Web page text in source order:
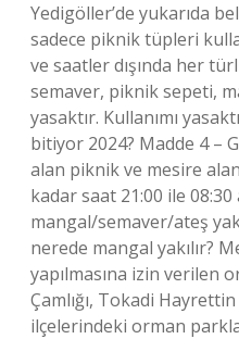
Yedigöller’de yukarıda
sadece piknik tüpleri
ve saatler dışında her
semaver, piknik sepeti,
yasaktır. Kullanımı
bitiyor 2024? Madde 4 –
alan piknik ve mesire
kadar saat 21:00 ile 08:30
mangal/semaver/ateş
nerede mangal yakılır?
yapılmasına izin verilen
Çamlığı, Tokadi
ilçelerindeki orman